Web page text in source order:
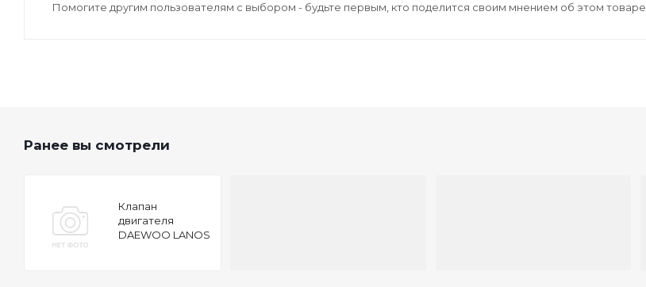
Помогите другим пользователям с выбором - будьте первым, кто поделится своим мнением об этом товаре
Ранее вы смотрели
Клапан
двигателя
DAEWOO LANOS